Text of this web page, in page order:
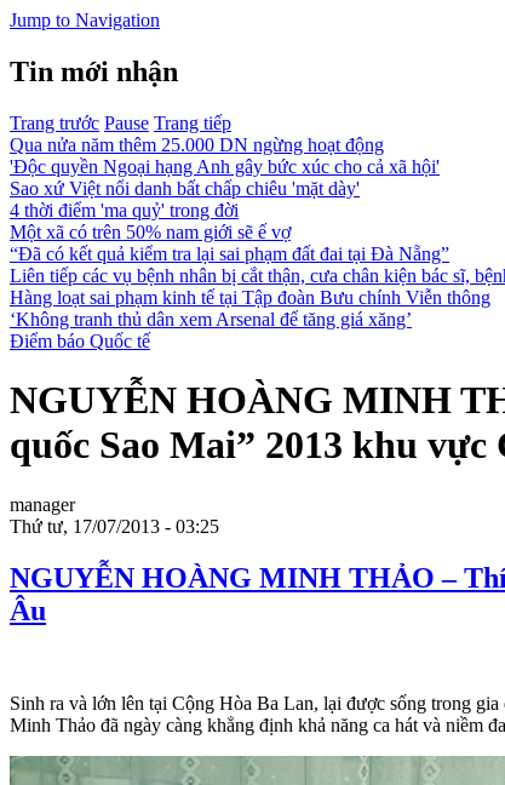
Jump to Navigation
Tin mới nhận
Trang trước Pause Trang tiếp
Qua nửa năm thêm 25.000 DN ngừng hoạt động
'Độc quyền Ngoại hạng Anh gây bức xúc cho cả xã hội'
Sao xứ Việt nổi danh bất chấp chiêu 'mặt dày'
4 thời điểm 'ma quỷ' trong đời
Một xã có trên 50% nam giới sẽ ế vợ
“Đã có kết quả kiểm tra lại sai phạm đất đai tại Đà Nẵng”
Liên tiếp các vụ bệnh nhân bị cắt thận, cưa chân kiện bác sĩ,
Hàng loạt sai phạm kinh tế tại Tập đoàn Bưu chính Viễn thông
‘Không tranh thủ dân xem Arsenal để tăng giá xăng’
Điểm báo Quốc tế
NGUYỄN HOÀNG MINH
quốc Sao Mai” 2013 khu vực
manager
Thứ tư, 17/07/2013 - 03:25
NGUYỄN HOÀNG MINH THẢO – Thí
Âu
Sinh ra và lớn lên tại Cộng Hòa Ba Lan, lại được sống trong
Minh Thảo đã ngày càng khẳng định khả năng ca hát và niềm